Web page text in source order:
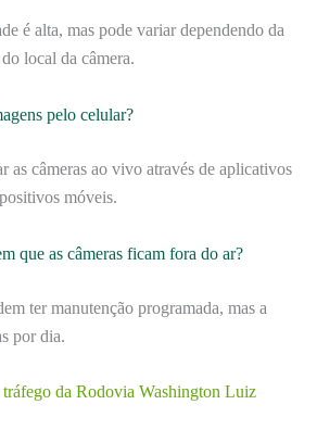
é alta, mas pode variar dependendo da
local da câmera.
pelo celular?
as câmeras ao vivo através de aplicativos
móveis.
que as câmeras ficam fora do ar?
ter manutenção programada, mas a
por dia.
tráfego da Rodovia Washington Luiz